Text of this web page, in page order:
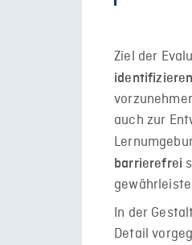
Ziel der
identifizieren
auch zur
barrierefrei
In der
Detail